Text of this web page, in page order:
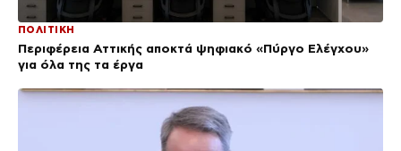
ΠΟΛΙΤΙΚΗ
Περιφέρεια Αττικής αποκτά ψηφιακό «Πύργο Ελέγχου»
για όλα της τα έργα